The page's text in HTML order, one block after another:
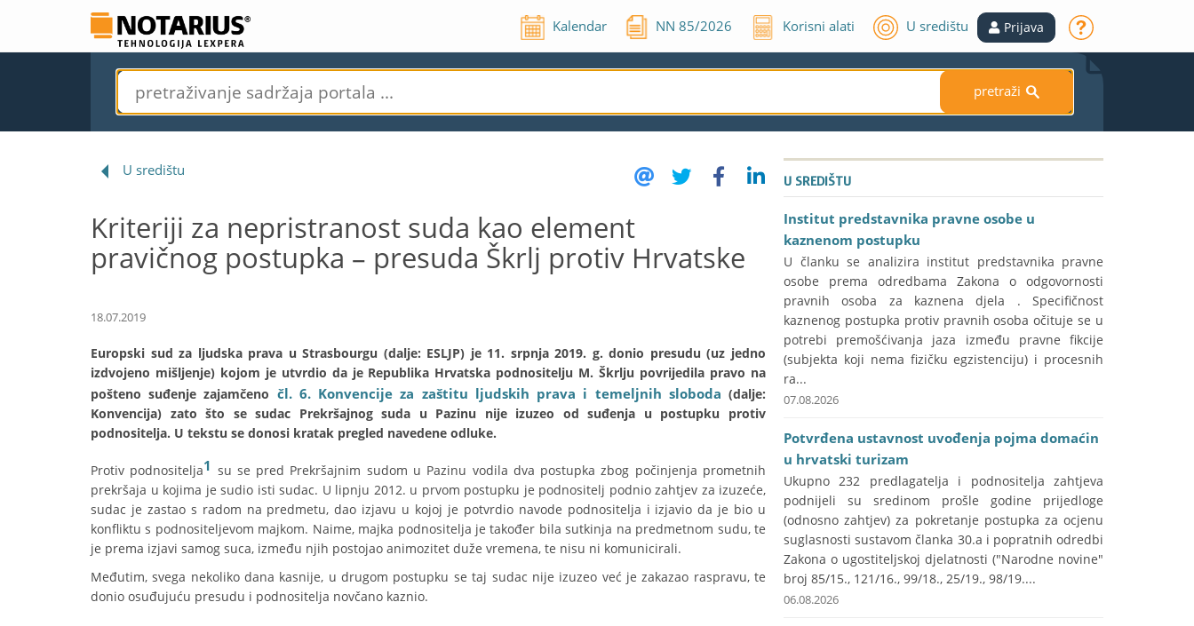
Kalendar NN85/2026 Korisni alati U središtu Prijava
pretraži S
U središtu
Kriteriji za nepristranost suda kao element
pravičnog postupka – presuda Škrlj protiv Hrvatske
18.07.2019
Europski sud za ljudska prava u Strasbourgu (dalje: ESLJP) je 11. srpnja 2019. g. donio presudu (uz jedno
izdvojeno mišljenje) kojom je utvrdio da je Republika Hrvatska podnositelju M. Škrlju povrijedila pravo na
pošteno suđenje zajamčeno čl. 6. Konvencije za zaštitu ljudskih prava i temeljnih sloboda (dalje:
Konvencija) zato što se sudac Prekršajnog suda u Pazinu nije izuzeo od suđenja u postupku protiv
podnositelja. U tekstu se donosi kratak pregled navedene odluke.
Protiv podnositelja1 su se pred Prekršajnim sudom u Pazinu vodila dva postupka zbog počinjenja prometnih
prekršaja u kojima je sudio isti sudac. U lipnju 2012. u prvom postupku je podnositelj podnio zahtjev za izuzeće,
sudac je zastao s radom na predmetu, dao izjavu u kojoj je potvrdio navode podnositelja i izjavio da je bio u
konfliktu s podnositeljevom majkom. Naime, majka podnositelja je također bila sutkinja na predmetnom sudu, te
je prema izjavi samog suca, između njih postojao animozitet duže vremena, te nisu ni komunicirali.
Međutim, svega nekoliko dana kasnije, u drugom postupku se taj sudac nije izuzeo već je zakazao raspravu, te
donio osuđujuću presudu i podnositelja novčano kaznio.
U SREDIŠTU
Institut predstavnika pravne osobe u
kaznenom postupku
U članku se analizira institut predstavnika pravne
osobe prema odredbama Zakona o odgovornosti
pravnih osoba za kaznena djela . Specifičnost
kaznenog postupka protiv pravnih osoba očituje se u
potrebi premošćivanja jaza između pravne fikcije
(subjekta koji nema fizičku egzistenciju) i procesnih
ra...
07.08.2026
Potvrđena ustavnost uvođenja pojma domaćin
u hrvatski turizam
Ukupno 232 predlagatelja i podnositelja zahtjeva
podnijeli su sredinom prošle godine prijedloge
(odnosno zahtjev) za pokretanje postupka za ocjenu
suglasnosti sustavom članka 30.a i popratnih odredbi
Zakona o ugostiteljskoj djelatnosti ("Narodne novine"
broj 85/15., 121/16., 99/18., 25/19., 98/19....
06.08.2026